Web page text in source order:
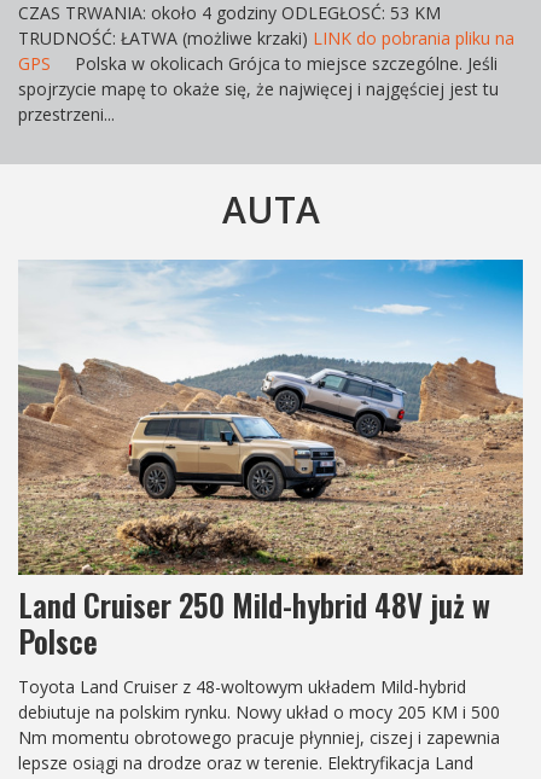
CZAS TRWANIA: około 4 godziny ODLEGŁOSĆ: 53 KM
TRUDNOŚĆ: ŁATWA (możliwe krzaki) LINK do pobrania pliku na
GPS
Polska w okolicach Grójca to miejsce szczególne. Jeśli
spojrzycie mapę to okaże się, że najwięcej i najgęściej jest tu
przestrzeni...
AUTA
Land Cruiser 250 Arctic Trucks AT37
Z okazji 40. rocznicy wprowadzenia modelu Prado do
sprzedaży, światowi specjaliści od pojazdów o
mobilności, Arctic Trucks, ponownie definiują pojęcie
zdolny", prezentując długo oczekiwanego Land Cruisera
Prado AT37....